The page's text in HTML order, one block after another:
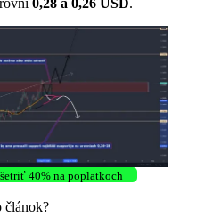
40% na poplatkoch
článok?